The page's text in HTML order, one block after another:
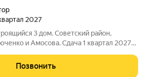
2027
3 дом. Советский район,
Амосова. Сдача 1 квартал 2027
дом комфорт-класса с
утеплением
Позвонить